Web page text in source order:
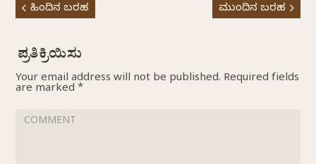
ಹಿಂದಿನ ಬರಹ ಮುಂದಿನ ಬರಹ
Your email address will not be published. Required fields
are marked *